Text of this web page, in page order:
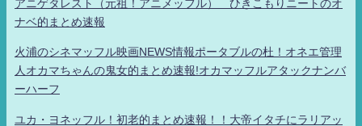
アニゲタレスト（元祖！アニメッフル） ひきこもりニートのオ
ナベ的まとめ速報
火浦のシネマッフル映画NEWS情報ポータブルの杜！オネエ管理
人オカマちゃんの鬼女的まとめ速報!オカマッフルアタックナンバ
ーハーフ
ユカ・ヨネッフル！初老的まとめ速報！！大帝イタチにラリアッ